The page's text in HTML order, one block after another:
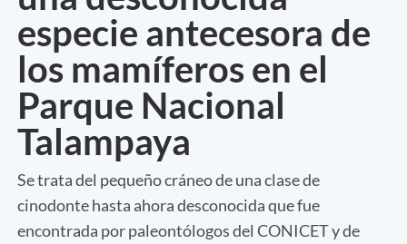
especie antecesora de
los mamíferos en el
Parque Nacional
Talampaya
Se trata del pequeño cráneo de una clase de
cinodonte hasta ahora desconocida que fue
encontrada por paleontólogos del CONICET y de